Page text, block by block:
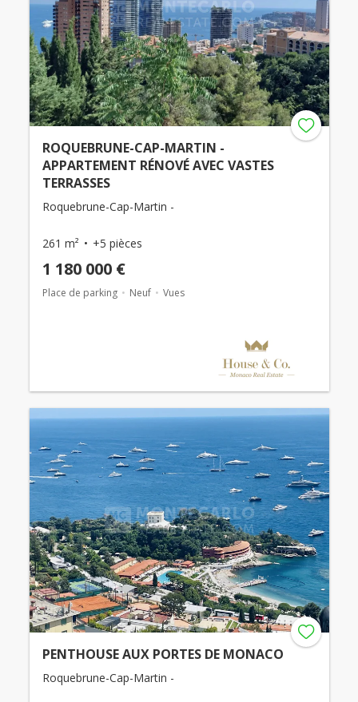
ROQUEBRUNE-CAP-MARTIN -
APPARTEMENT RÉNOVÉ AVEC VASTES
TERRASSES
Roquebrune-Cap-Martin -
261 m² +5 pièces
1 180 000 €
Place de parking Neuf Vues
PENTHOUSE AUX PORTES DE MONACO
Roquebrune-Cap-Martin -